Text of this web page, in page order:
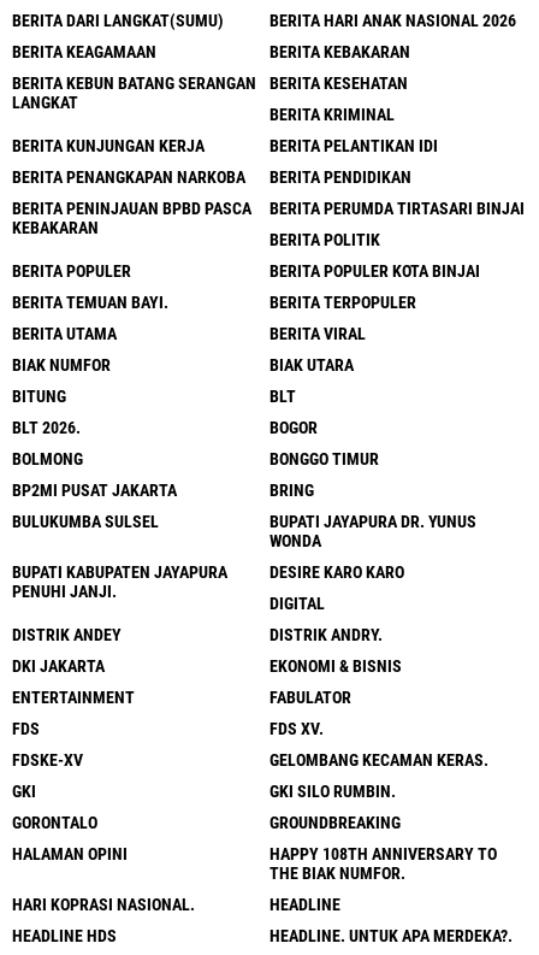
BERITA DARI LANGKAT(SUMU)
BERITA HARI ANAK NASIONAL 2026
BERITA KEAGAMAAN
BERITA KEBAKARAN
BERITA KEBUN BATANG SERANGAN
LANGKAT
BERITA KESEHATAN
BERITA KRIMINAL
BERITA KUNJUNGAN KERJA
BERITA PELANTIKAN IDI
BERITA PENANGKAPAN NARKOBA
BERITA PENDIDIKAN
BERITA PENINJAUAN BPBD PASCA
KEBAKARAN
BERITA PERUMDA TIRTASARI BINJAI
BERITA POLITIK
BERITA POPULER
BERITA POPULER KOTA BINJAI
BERITA TEMUAN BAYI.
BERITA TERPOPULER
BERITA UTAMA
BERITA VIRAL
BIAK NUMFOR
BIAK UTARA
BITUNG
BLT
BLT 2026.
BOGOR
BOLMONG
BONGGO TIMUR
BP2MI PUSAT JAKARTA
BRING
BULUKUMBA SULSEL
BUPATI JAYAPURA DR. YUNUS
WONDA
BUPATI KABUPATEN JAYAPURA
PENUHI JANJI.
DESIRE KARO KARO
DIGITAL
DISTRIK ANDEY
DISTRIK ANDRY.
DKI JAKARTA
EKONOMI & BISNIS
ENTERTAINMENT
FABULATOR
FDS
FDS XV.
FDSKE-XV
GELOMBANG KECAMAN KERAS.
GKI
GKI SILO RUMBIN.
GORONTALO
GROUNDBREAKING
HALAMAN OPINI
HAPPY 108TH ANNIVERSARY TO
THE BIAK NUMFOR.
HARI KOPRASI NASIONAL.
HEADLINE
HEADLINE HDS
HEADLINE. UNTUK APA MERDEKA?.